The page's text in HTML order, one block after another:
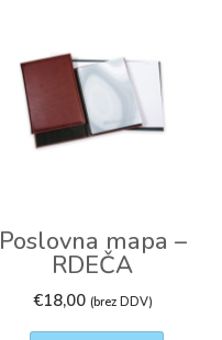
Poslovna mapa –
RDEČA
€18,00 (brez DDV)